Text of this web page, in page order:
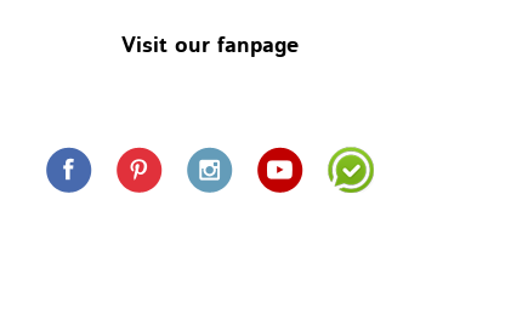
Visit our fanpage